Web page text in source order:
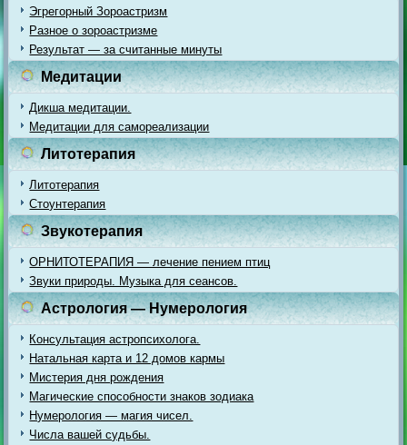
Эгрегорный Зороастризм
Разное о зороастризме
Результат — за считанные минуты
Медитации
Дикша медитации.
Медитации для самореализации
Литотерапия
Литотерапия
Стоунтерапия
Звукотерапия
ОРНИТОТЕРАПИЯ — лечение пением птиц
Звуки природы. Музыка для сеансов.
Астрология — Нумерология
Консультация астропсихолога.
Натальная карта и 12 домов кармы
Мистерия дня рождения
Магические способности знаков зодиака
Нумерология — магия чисел.
Числа вашей судьбы.